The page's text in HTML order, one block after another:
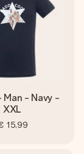
- Navy -
XXL
15,99